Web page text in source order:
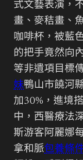
式文藝表演，
畫、麥秸畫、
咖啡杯，被藍
的把手竟然向
等非遺項目標
妹鴨山市饒河
加30%，進境
中，西醫療法
斯游客阿麗娜
拿和脈包養條